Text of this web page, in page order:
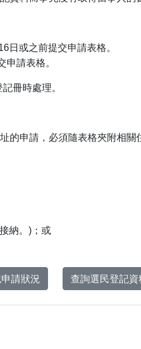
日或之前提交申請表格。
請表格。
冊時處理。
申請，必須隨表格夾附相關
納。)；或
請狀況 查詢選民登記資